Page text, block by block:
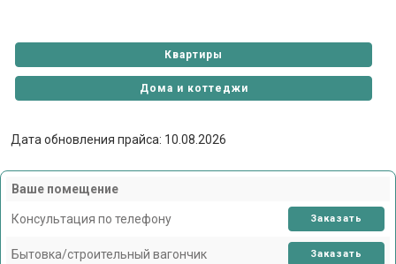
Квартиры
Дома и коттеджи
Дата обновления прайса: 10.08.2026
Ваше помещение
Консультация по телефону Заказать
Бытовка/строительный вагончик Заказать